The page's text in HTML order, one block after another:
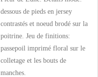
dessous de pieds en jersey
contrastés et noeud brodé sur la
poitrine. Jeu de finitions:
passepoil imprimé floral sur le
colletage et les bouts de
manches.